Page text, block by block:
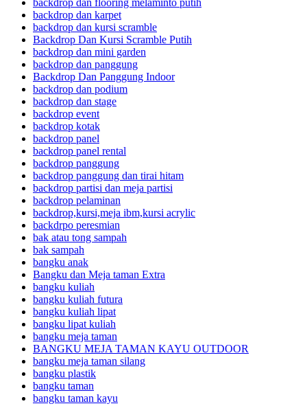
backdrop dan flooring melaminto putih
backdrop dan karpet
backdrop dan kursi scramble
Backdrop Dan Kursi Scramble Putih
backdrop dan mini garden
backdrop dan panggung
Backdrop Dan Panggung Indoor
backdrop dan podium
backdrop dan stage
backdrop event
backdrop kotak
backdrop panel
backdrop panel rental
backdrop panggung
backdrop panggung dan tirai hitam
backdrop partisi dan meja partisi
backdrop pelaminan
backdrop,kursi,meja ibm,kursi acrylic
backdrpo peresmian
bak atau tong sampah
bak sampah
bangku anak
Bangku dan Meja taman Extra
bangku kuliah
bangku kuliah futura
bangku kuliah lipat
bangku lipat kuliah
bangku meja taman
BANGKU MEJA TAMAN KAYU OUTDOOR
bangku meja taman silang
bangku plastik
bangku taman
bangku taman kayu